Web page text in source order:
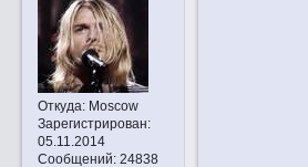
Откуда:Moscow
Зарегистрирован:
05.11.2014
Сообщений:24838